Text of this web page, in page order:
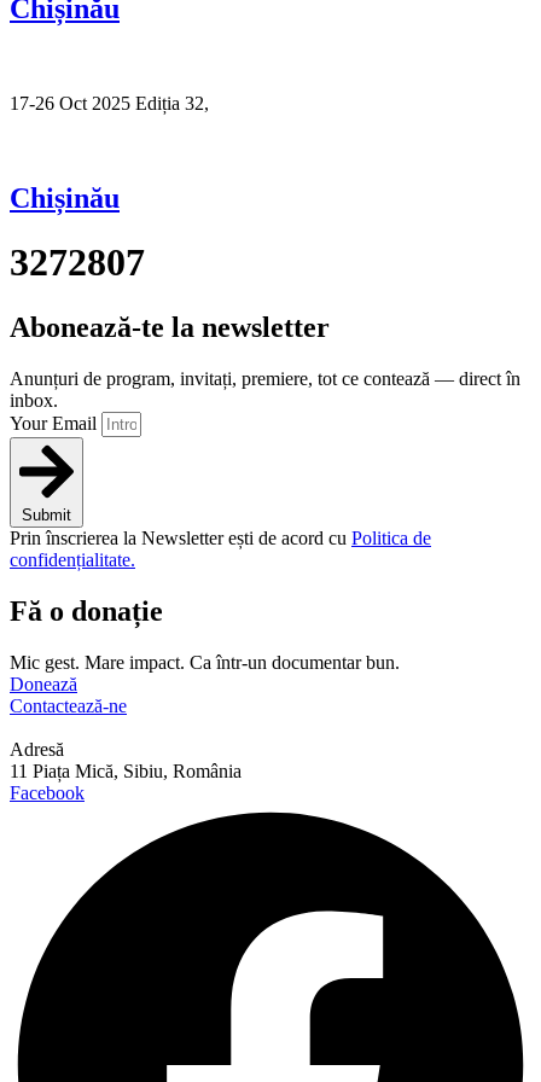
Chișinău
17-26 Oct 2025 Ediția 32,
Chișinău
3272807
Abonează-te la newsletter
Anunțuri de program, invitați, premiere, tot ce contează — direct în
inbox.
Your Email
Submit
Prin înscrierea la Newsletter ești de acord cu Politica de
confidențialitate.
Fă o donație
Mic gest. Mare impact. Ca într-un documentar bun.
Donează
Contactează-ne
Adresă
11 Piața Mică, Sibiu, România
Facebook